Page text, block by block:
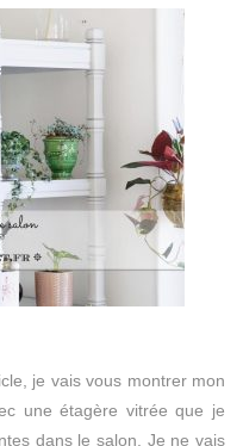
je vais vous montrer mon
une étagère vitrée que je
dans le salon. Je ne vais